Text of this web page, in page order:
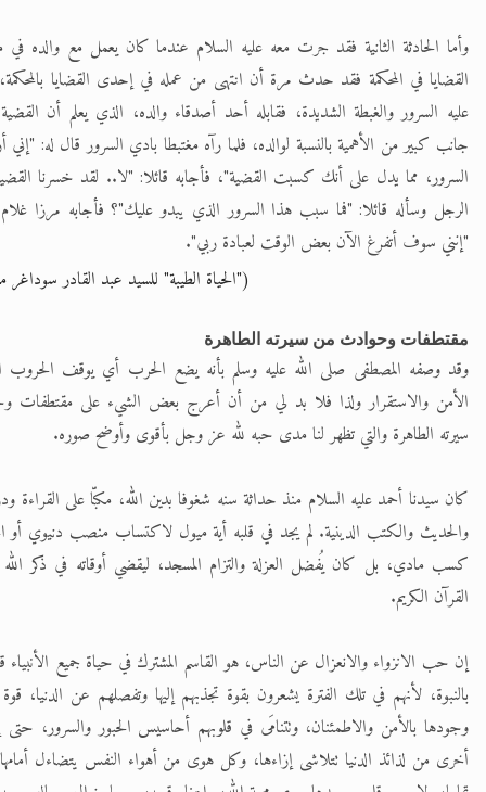
وأما الحادثة الثانية فقد جرت معه عليه السلام عندما كان يعمل مع والده
القضايا في المحكمة فقد حدث مرة أن انتهى من عمله في إحدى القضايا
عليه السرور والغبطة الشديدة، فقابله أحد أصدقاء والده، الذي يعلم أن
جانب كبير من الأهمية بالنسبة لوالده، فلما رآه مغتبطا بادي السرور قال له: "إني
السرور، مما يدل على أنك كسبت القضية"، فأجابه قائلا: "لا.. لقد خسرنا
الرجل وسأله قائلا: "فما سبب هذا السرور الذي يبدو عليك"؟ فأجابه مرزا غلام
"إنني سوف أتفرغ الآن بعض الوقت لعبادة ربي".
("الحياة الطيبة" للسيد عبد القادر
مقتطفات وحوادث من سيرته الطاهرة
وقد وصفه المصطفى صلى الله عليه وسلم بأنه يضع الحرب أي يوقف الحروب
الأمن والاستقرار ولذا فلا بد لي من أن أعرج بعض الشيء على
سيرته الطاهرة والتي تظهر لنا مدى حبه لله عز وجل بأقوى وأوضح صوره.
كان سيدنا أحمد عليه السلام منذ حداثة سنه شغوفا بدين الله، مكبّا على القراءة
والحديث والكتب الدينية. لم يجد في قلبه أية ميول لاكتساب منصب دنيوي أو
كسب مادي، بل كان يُفضل العزلة والتزام المسجد، ليقضي أوقاته في ذكر الله
القرآن الكريم.
إن حب الانزواء والانعزال عن الناس، هو القاسم المشترك في حياة جميع
بالنبوة، لأنهم في تلك الفترة يشعرون بقوة تجذبهم إليها وتفصلهم عن الدنيا،
وجودها بالأمن والاطمئنان، وتتنامَى في قلوبهم أحاسيس الحبور والسرور،
أخرى من لذائذ الدنيا تتلاشى إزاءها، وكل هوى من أهواء النفس يتضاءل